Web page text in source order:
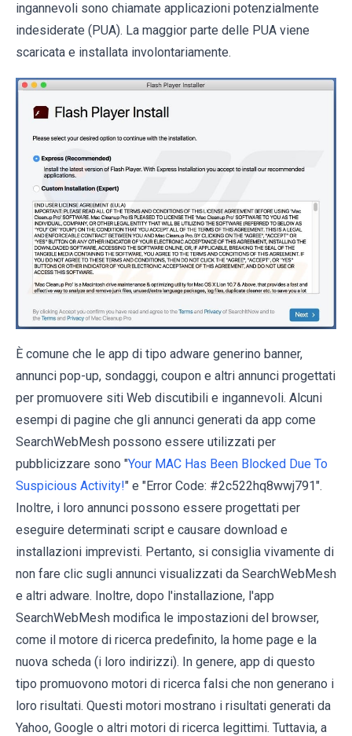
ingannevoli sono chiamate applicazioni potenzialmente
indesiderate (PUA). La maggior parte delle PUA viene
scaricata e installata involontariamente.
È comune che le app di tipo adware generino banner,
annunci pop-up, sondaggi, coupon e altri annunci progettati
per promuovere siti Web discutibili e ingannevoli. Alcuni
esempi di pagine che gli annunci generati da app come
SearchWebMesh possono essere utilizzati per
pubblicizzare sono "Your MAC Has Been Blocked Due To
Suspicious Activity!" e "Error Code: #2c522hq8wwj791".
Inoltre, i loro annunci possono essere progettati per
eseguire determinati script e causare download e
installazioni imprevisti. Pertanto, si consiglia vivamente di
non fare clic sugli annunci visualizzati da SearchWebMesh
e altri adware. Inoltre, dopo l'installazione, l'app
SearchWebMesh modifica le impostazioni del browser,
come il motore di ricerca predefinito, la home page e la
nuova scheda (i loro indirizzi). In genere, app di questo
tipo promuovono motori di ricerca falsi che non generano i
loro risultati. Questi motori mostrano i risultati generati da
Yahoo, Google o altri motori di ricerca legittimi. Tuttavia, a